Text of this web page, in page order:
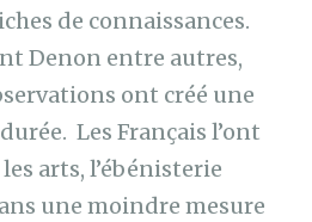
de connaissances.
Denon entre autres,
ont créé une
Les Français l’ont
arts, l’ébénisterie
une moindre mesure